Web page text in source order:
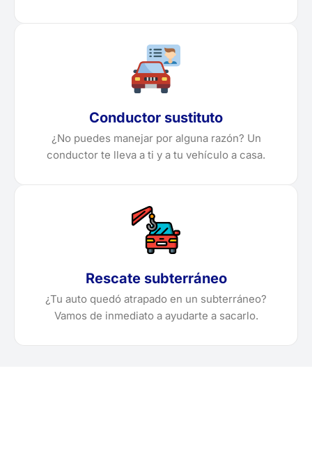
Conductor sustituto
¿No puedes manejar por alguna razón? Un
conductor te lleva a ti y a tu vehículo a casa.
Rescate subterráneo
¿Tu auto quedó atrapado en un subterráneo?
Vamos de inmediato a ayudarte a sacarlo.